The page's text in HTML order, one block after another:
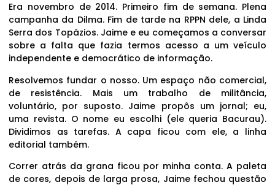
Era novembro de 2014. Primeiro fim de semana. Plena
campanha da Dilma. Fim de tarde na RPPN dele, a Linda
Serra dos Topázios. Jaime e eu começamos a conversar
sobre a falta que fazia termos acesso a um veículo
independente e democrático de informação.
Resolvemos fundar o nosso. Um espaço não comercial,
de resistência. Mais um trabalho de militância,
voluntário, por suposto. Jaime propôs um jornal; eu,
uma revista. O nome eu escolhi (ele queria Bacurau).
Dividimos as tarefas. A capa ficou com ele, a linha
editorial também.
Correr atrás da grana ficou por minha conta. A paleta
de cores, depois de larga prosa, Jaime fechou questão